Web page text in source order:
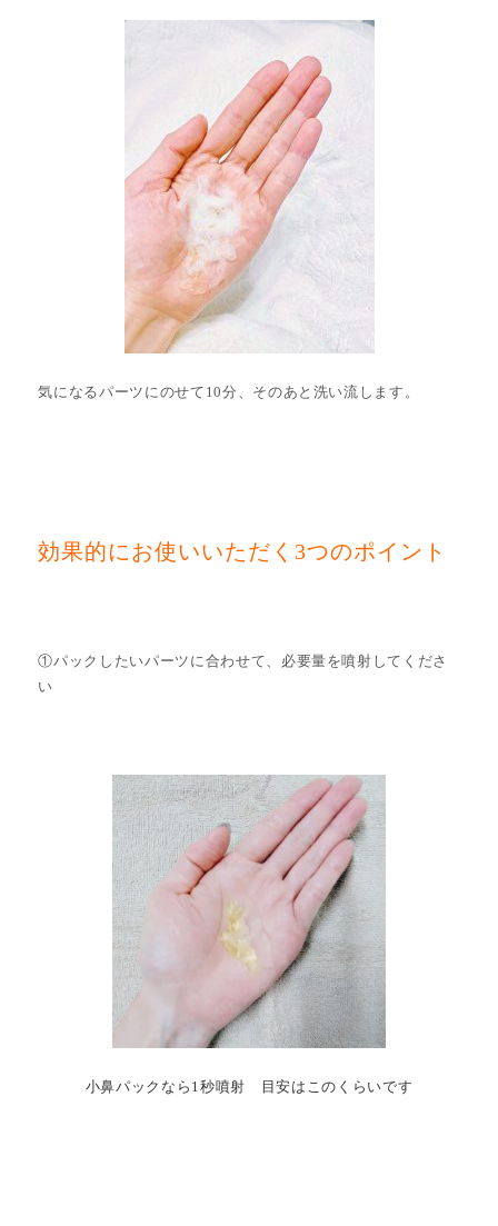
気になるパーツにのせて10分、そのあと洗い流します。
効果的にお使いいただく3つのポイント
①パックしたいパーツに合わせて、必要量を噴射してくださ
い
小鼻パックなら1秒噴射 目安はこのくらいです